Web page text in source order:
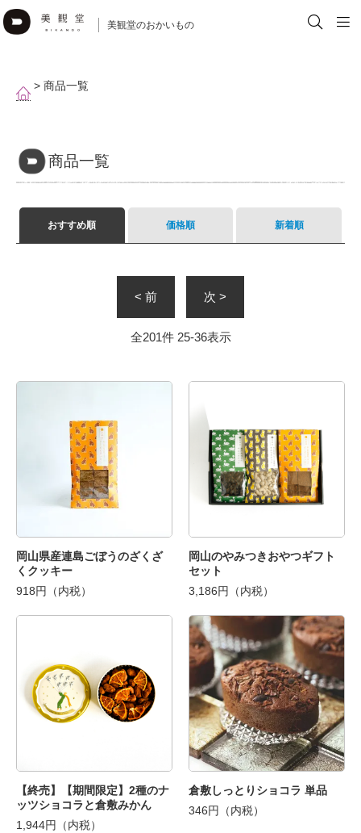
美観堂のおかいもの
> 商品一覧
商品一覧
おすすめ順 価格順 新着順
< 前 次 >
全201件 25-36表示
岡山県産連島ごぼうのざくざ
くクッキー
918円（内税）
岡山のやみつきおやつギフト
セット
3,186円（内税）
【終売】【期間限定】2種のナ
ッツショコラと倉敷みかん
1,944円（内税）
倉敷しっとりショコラ 単品
346円（内税）